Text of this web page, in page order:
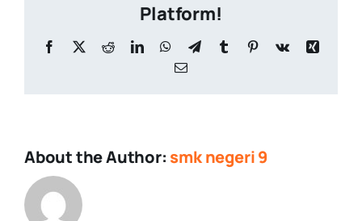
Platform!
Facebook
X RedditLinkedInWhatsApp
TelegramTumblr Pinterest
Vk
Xing
Email
About the Author: smk negeri 9